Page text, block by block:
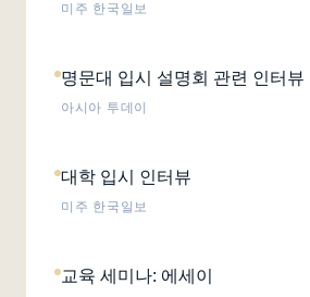
미주 한국일보
명문대 입시 설명회 관련 인터뷰
아시아 투데이
대학 입시 인터뷰
미주 한국일보
교육 세미나: 에세이